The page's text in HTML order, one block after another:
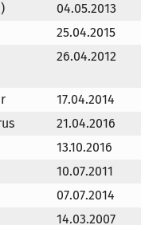
04.05.2013
25.04.2015
26.04.2012
17.04.2014
21.04.2016
13.10.2016
10.07.2011
07.07.2014
14.03.2007